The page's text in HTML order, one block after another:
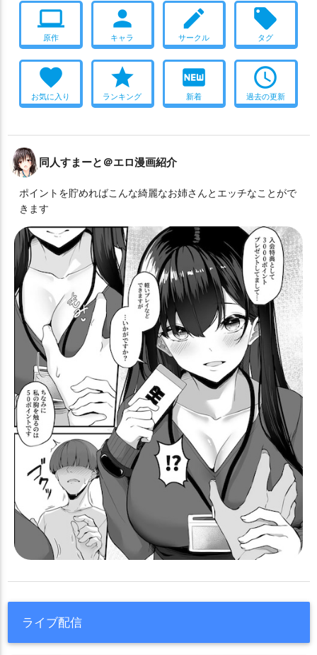
computer
原作
person
キャラ
create
サークル
local_offer
タグ
favorite
お気に入り
star
ランキング
fiber_new
新着
access_time
過去の更新
同人すまーと＠エロ漫画紹介
ポイントを貯めればこんな綺麗なお姉さんとエッチなことがで
きます
ライブ配信